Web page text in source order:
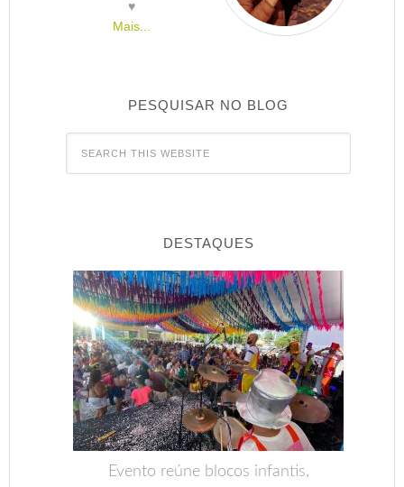
♥
Mais...
PESQUISAR NO BLOG
DESTAQUES
Evento reúne blocos infantis,